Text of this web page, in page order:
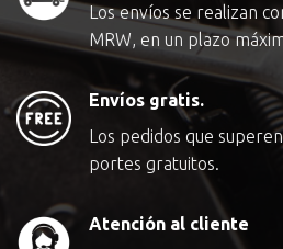
Los envíos se realizan
MRW, en un plazo
Envíos gratis.
Los pedidos que
portes gratuitos.
Atención al cliente